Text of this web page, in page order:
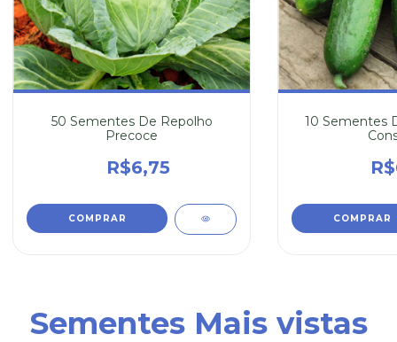
50 Sementes De Repolho
Precoce
R$6,75
10 Sementes
Sementes Mais vistas